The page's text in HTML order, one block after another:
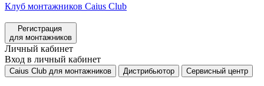
Клуб монтажников Caius Club
Регистрация
для монтажников
Личный кабинет
Вход в личный кабинет
Caius Club для монтажников Дистрибьютор Сервисный центр